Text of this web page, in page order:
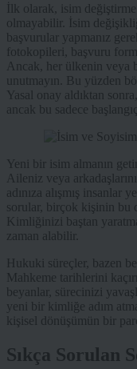
İlk olarak, isim
olmayabilir. İsim
başvurular yapmanız
fotokopileri, başvuru
Ancak, her ülkenin veya
unutmayın. Bu yüzden
Yasal onay aldıktan
ancak bu sadece
Yeni bir isim almanın
Aileniz veya
adınıza alışmış insanlar
sorular, birçok kişinin bu
Kimliğinizi baştan
zaman alabilir.
Hukuki süreçler, bazen
Mahkeme tarihlerini
beyanlar, sürecinizi
yeni bir kimliğe adım
kişisel dönüşümün bir
Sıkça Sorulan